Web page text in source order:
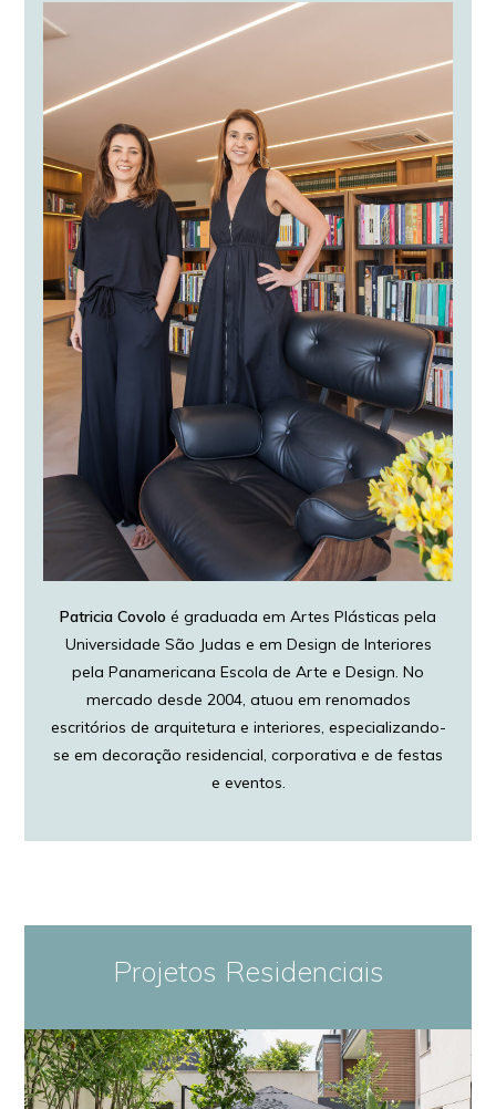
Patricia Covolo é graduada em Artes Plásticas pela
Universidade São Judas e em Design de Interiores
pela Panamericana Escola de Arte e Design. No
mercado desde 2004, atuou em renomados
escritórios de arquitetura e interiores, especializando-
se em decoração residencial, corporativa e de festas
e eventos.
Projetos Residenciais